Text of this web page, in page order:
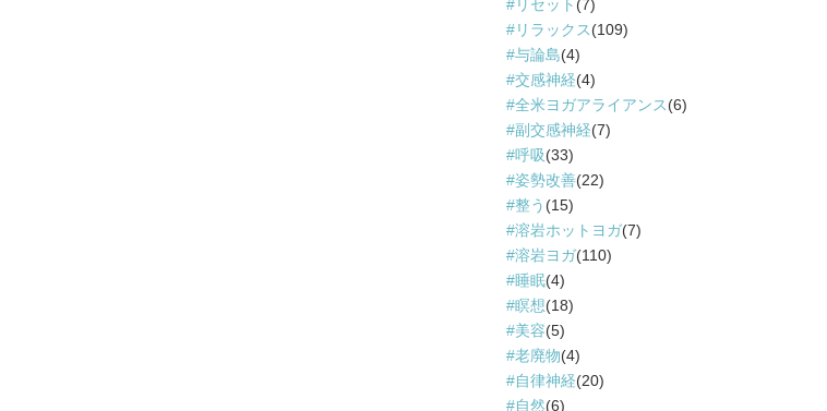
リセット (7)
リラックス(109)
与論島(4)
交感神経(4)
全米ヨガアライアンス(6)
副交感神経(7)
呼吸(33)
姿勢改善(22)
整う (15)
溶岩ホットヨガ(7)
溶岩ヨガ(110)
睡眠(4)
瞑想(18)
美容(5)
老廃物(4)
自律神経(20)
自然(6)